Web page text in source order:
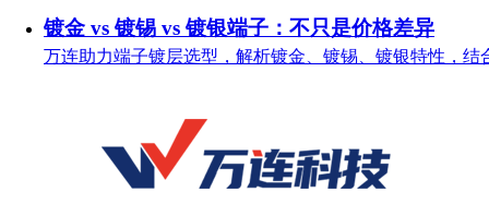
镀金 vs 镀锡 vs 镀银端子：不只是价格差异
万连助力端子镀层选型，解析镀金、镀锡、镀银特性，结